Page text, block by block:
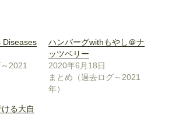
Diseases
2021
ハンバーグwithもやし＠ナ
ッツベリー
2020年6月18日
まとめ（過去ログ～2021
年）
る大自